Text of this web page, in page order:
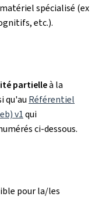
spécialisé (ex
etc.).
partielleà la
qu'au Référentiel
v1qui
ci-dessous.
pour la/les